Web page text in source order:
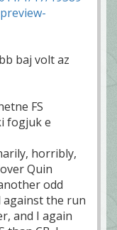
baj volt az
FS
fogjuk e
horribly,
Quin
odd
against the run
and I again